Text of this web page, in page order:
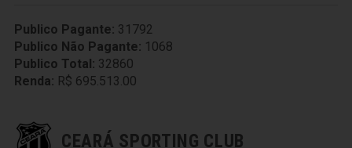
Publico Pagante: 31792
Publico Não Pagante: 1068
Publico Total: 32860
Renda: R$ 695.513.00
CEARÁ SPORTING CLUB